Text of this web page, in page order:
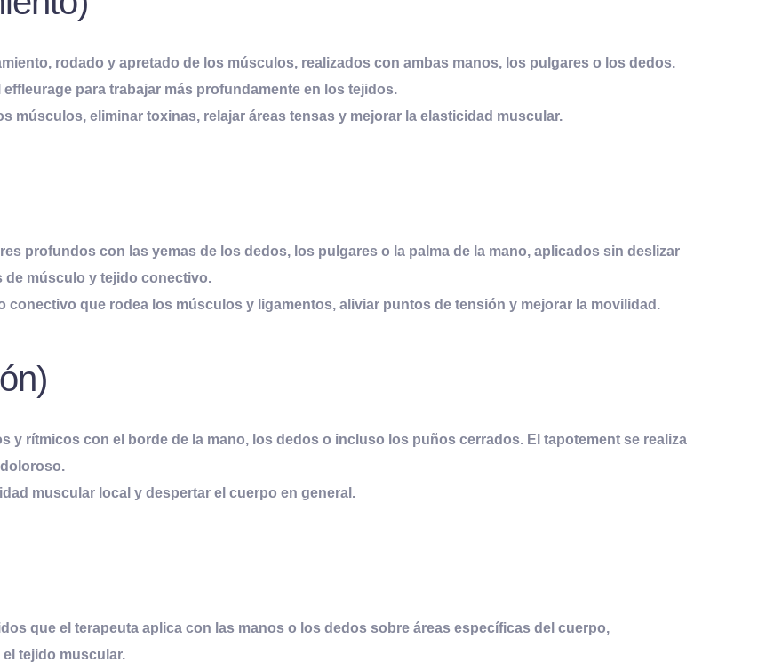
rodado y apretado de los músculos, realizados con ambas manos, los pulgares o los dedos.
para trabajar más profundamente en los tejidos.
músculos, eliminar toxinas, relajar áreas tensas y mejorar la elasticidad muscular.
profundos con las yemas de los dedos, los pulgares o la palma de la mano, aplicados sin deslizar
de músculo y tejido conectivo.
conectivo que rodea los músculos y ligamentos, aliviar puntos de tensión y mejorar la movilidad.
y rítmicos con el borde de la mano, los dedos o incluso los puños cerrados. El tapotement se realiza
muscular local y despertar el cuerpo en general.
que el terapeuta aplica con las manos o los dedos sobre áreas específicas del cuerpo,
tejido muscular.